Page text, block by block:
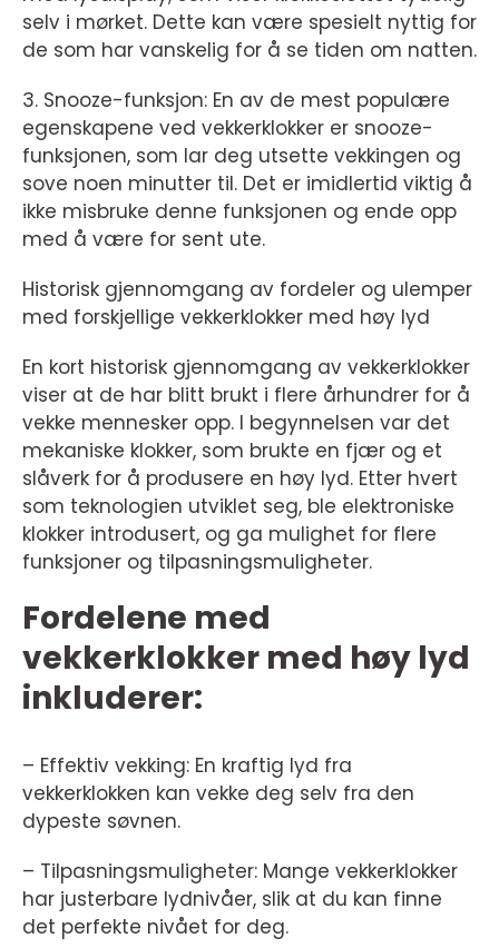
selv i mørket. Dette kan være spesielt nyttig for
de som har vanskelig for å se tiden om natten.
3. Snooze-funksjon: En av de mest populære
egenskapene ved vekkerklokker er snooze-
funksjonen, som lar deg utsette vekkingen og
sove noen minutter til. Det er imidlertid viktig å
ikke misbruke denne funksjonen og ende opp
med å være for sent ute.
Historisk gjennomgang av fordeler og ulemper
med forskjellige vekkerklokker med høy lyd
En kort historisk gjennomgang av vekkerklokker
viser at de har blitt brukt i flere århundrer for å
vekke mennesker opp. I begynnelsen var det
mekaniske klokker, som brukte en fjær og et
slåverk for å produsere en høy lyd. Etter hvert
som teknologien utviklet seg, ble elektroniske
klokker introdusert, og ga mulighet for flere
funksjoner og tilpasningsmuligheter.
Fordelene med
vekkerklokker med høy lyd
inkluderer:
– Effektiv vekking: En kraftig lyd fra
vekkerklokken kan vekke deg selv fra den
dypeste søvnen.
– Tilpasningsmuligheter: Mange vekkerklokker
har justerbare lydnivåer, slik at du kan finne
det perfekte nivået for deg.